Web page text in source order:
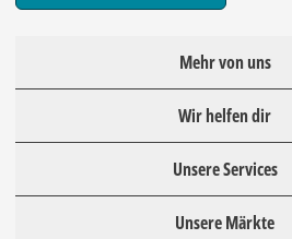
Mehr von uns
Wir helfen dir
Unsere Services
Unsere Märkte